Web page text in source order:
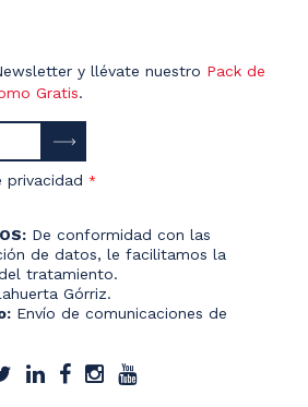
y llévate nuestro Pack de
Gratis.
privacidad *
De conformidad con las
de datos, le facilitamos la
tratamiento.
Górriz.
Envío de comunicaciones de